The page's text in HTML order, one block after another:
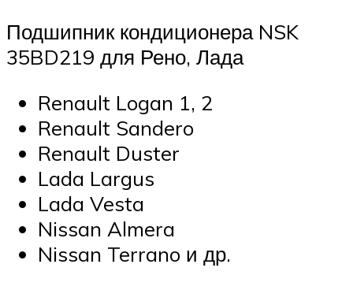
Подшипник кондиционера NSK
35BD219 для Рено, Лада
Renault Logan 1, 2
Renault Sandero
Renault Duster
Lada Largus
Lada Vesta
Nissan Almera
Nissan Terrano и др.